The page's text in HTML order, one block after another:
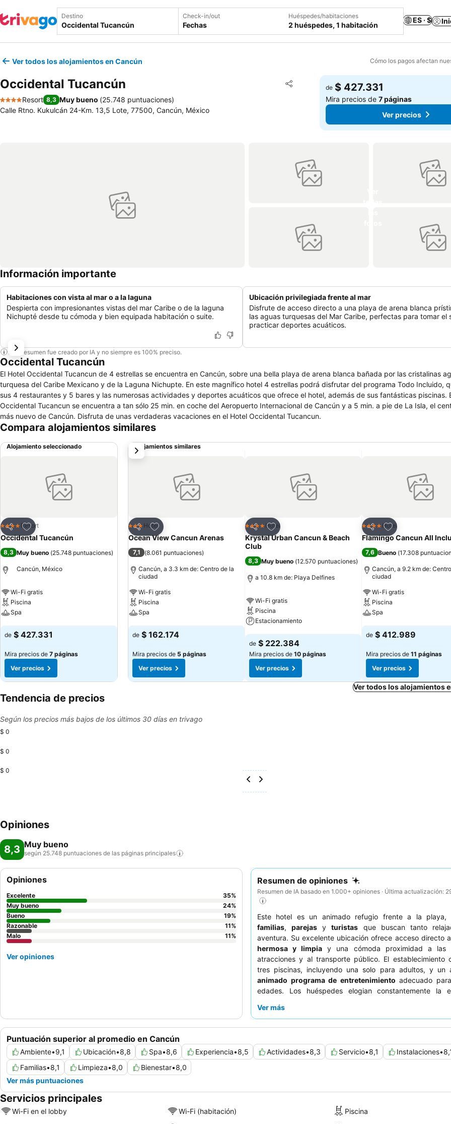
Destino Check-in/out
Fechas
Huéspedes/habitaciones
2 huéspedes, 1 habitación
ES · $
Ver todos los alojamientos en Cancún Cómo los pagos afectan
Occidental Tucancún Compartir
Agregar a favoritos
4 Estrellas
Resort 8,3 Muy bueno (25.748 puntuaciones)
Calle Rtno. Kukulcán 24-Km. 13,5 Lote, 77500, Cancún, México
de $ 427.331
Mira precios de7 páginas
Ver precios
Información importante
Habitaciones con vista al mar o a la laguna
Despierta con impresionantes vistas del mar Caribe o de la laguna
Nichupté desde tu cómoda y bien equipada habitación o suite.
Ubicación privilegiada frente al mar
Disfrute de acceso directo a una playa de arena blanca
las aguas turquesas del Mar Caribe, perfectas para tomar el
practicar deportes acuáticos.
Este resumen fue creado por IA y no siempre es 100% preciso.
Occidental Tucancún
El Hotel Occidental Tucancun de 4 estrellas se encuentra en Cancún, sobre una bella playa de arena blanca bañada por las cristalinas
turquesa del Caribe Mexicano y de la Laguna Nichupte. En este magnífico hotel 4 estrellas podrá disfrutar del programa Todo Incluido, que incluye
sus 4 restaurantes y 5 bares y las numerosas actividades y deportes acuáticos que ofrece el hotel, además de sus fantásticas piscinas. El Hotel
Occidental Tucancun se encuentra a tan sólo 25 min. en coche del Aeropuerto Internacional de Cancún y a 5 min. a pie de La Isla, el
más nuevo de Cancún. Disfruta de unas verdaderas vacaciones en el Hotel Occidental Tucancun.
Compara alojamientos similares
Alojamiento seleccionado
Compartir
Agregar a favoritos
4 EstrellasResort
Occidental Tucancún
8,3 Muy bueno (25.748 puntuaciones)
Cancún, México
Wi-Fi gratis
Piscina
Spa
Ver precios
de $ 427.331
Mira precios de 7 páginas
Ver precios
Alojamientos similares
Compartir
Agregar a favoritos
3 Estrellas
Hotel
Ocean View Cancun Arenas
7,1 (8.061 puntuaciones)
Cancún, a 3.3 km de: Centro de la
ciudad
Wi-Fi gratis
Piscina
Spa
Ver precios
de $ 162.174
Mira precios de 5 páginas
Ver precios
Compartir
Agregar a favoritos
4 EstrellasHotel
Krystal Urban Cancun & Beach
Club
8,3 Muy bueno (12.570 puntuaciones)
a 10.8 km de: Playa Delfines
Wi-Fi gratis
Piscina
Estacionamiento
Ver precios
de $ 222.384
Mira precios de 10 páginas
Ver precios
Compartir
Agregar a
4 EstrellasHotel
Flamingo Cancun All
7,6 Bueno (17.308
Cancún, a 9.2 km de:
ciudad
Wi-Fi gratis
Piscina
Spa
Ver precios
de $ 412.989
Mira precios de 11 páginas
Ver precios
siguiente
Ver todos los alojamientos
Tendencia de precios
Según los precios más bajos de los últimos 30 días en trivago
$ 0
$ 0
$ 0
Opiniones
8,3 Muy bueno
según 25.748 puntuaciones de las páginas principales
Resumen de opiniones
Resumen de IA basado en 1.000+ opiniones · Última actualización:
Este hotel es un animado refugio frente a la playa,
familias,parejas yturistas que buscan tanto
aventura. Su excelente ubicación ofrece acceso directo
hermosa y limpia y una cómoda proximidad a las
atracciones y al transporte público. El establecimiento
tres piscinas, incluyendo una solo para adultos, y un
animado programa de entretenimiento adecuado
edades. Los huéspedes elogian constantemente la
restaurantes a la carta italiano y mexicano son lo más
impresionante.
Ver más
Puntuación superior al promedio en Cancún
Ambiente•9,1 Ubicación•8,8 Spa•8,6 Experiencia•8,5 Actividades•8,3 Servicio•8,1 Instalaciones•
Familias•8,1 Limpieza•8,0 Bienestar•8,0
Ver más puntuaciones
Opiniones
Excelente 35%
Muy bueno
24%
Bueno
19%
Razonable
11%
Malo
11%
Ver opiniones
Servicios principales
Wi-Fi en el lobby Wi-Fi (habitación) Piscina